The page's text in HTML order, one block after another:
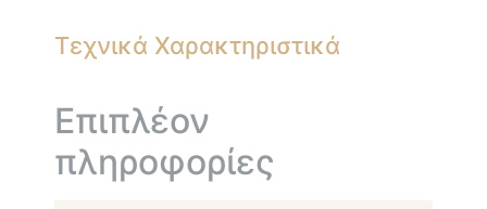
Τεχνικά Χαρακτηριστικά
Επιπλέον
πληροφορίες